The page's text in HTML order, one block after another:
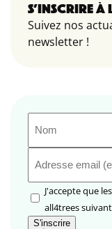
S’INSCRIRE À
Suivez nos
newsletter !
mail(Nécessaire)
RGPD(Nécessaire)
J'accepte que les informations saisies soient utilisées par
all4trees
S'inscrire